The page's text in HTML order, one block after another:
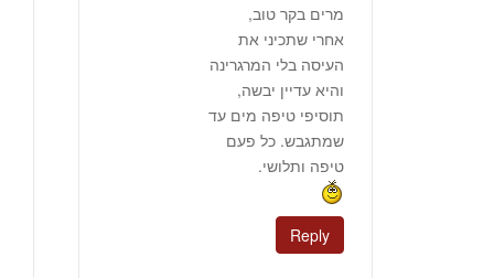
מרים בקר טוב,
אחרי שתכיני את
העיסה בלי המרגרינה
והיא עדיין יבשה,
תוסיפי טיפה מים עד
שמתגבש. כל פעם
טיפה ותלושי.
Reply